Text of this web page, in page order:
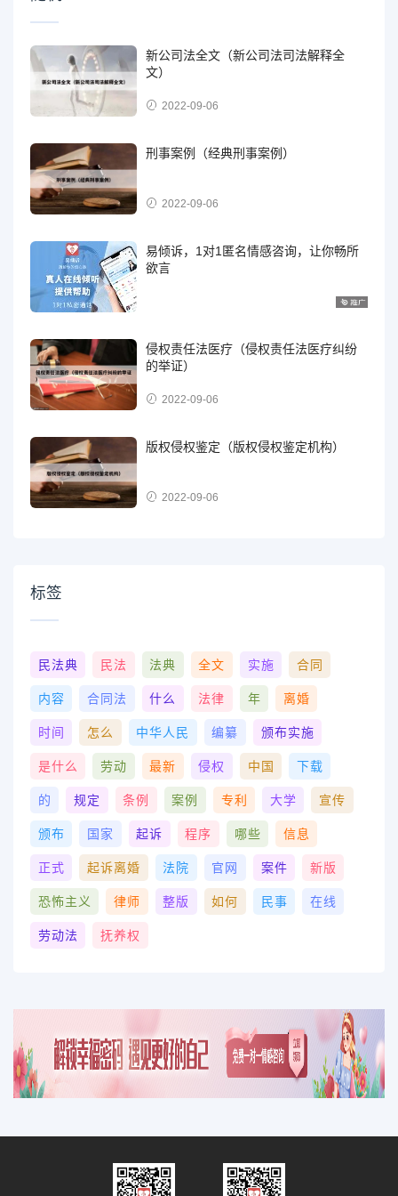
新公司法全文（新公司法司法解释全
文）
2022-09-06
刑事案例（经典刑事案例）
2022-09-06
易倾诉，1对1匿名情感咨询，让你畅所
欲言
侵权责任法医疗（侵权责任法医疗纠纷
的举证）
2022-09-06
版权侵权鉴定（版权侵权鉴定机构）
2022-09-06
标签
民法典 民法 法典 全文 实施 合同
内容 合同法 什么 法律 年 离婚
时间 怎么 中华人民 编纂 颁布实施
是什么 劳动 最新 侵权 中国 下载
的 规定 条例 案例 专利 大学 宣传
颁布 国家 起诉 程序 哪些 信息
正式 起诉离婚 法院 官网 案件 新版
恐怖主义 律师 整版 如何 民事 在线
劳动法 抚养权